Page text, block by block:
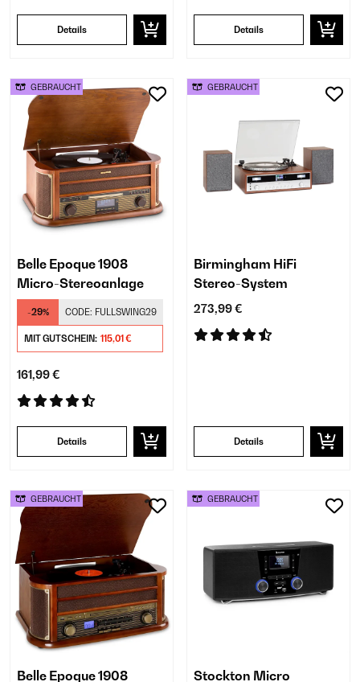
Details Details
Belle Epoque 1908
Micro-Stereoanlage
-29% CODE: FULLSWING29
MIT GUTSCHEIN: 115,01 €
161,99 €
Details
GEBRAUCHT
Birmingham HiFi
Stereo-System
273,99 €
Details
GEBRAUCHT
Belle Epoque 1908
GEBRAUCHT
Stockton Micro
GEBRAUCHT